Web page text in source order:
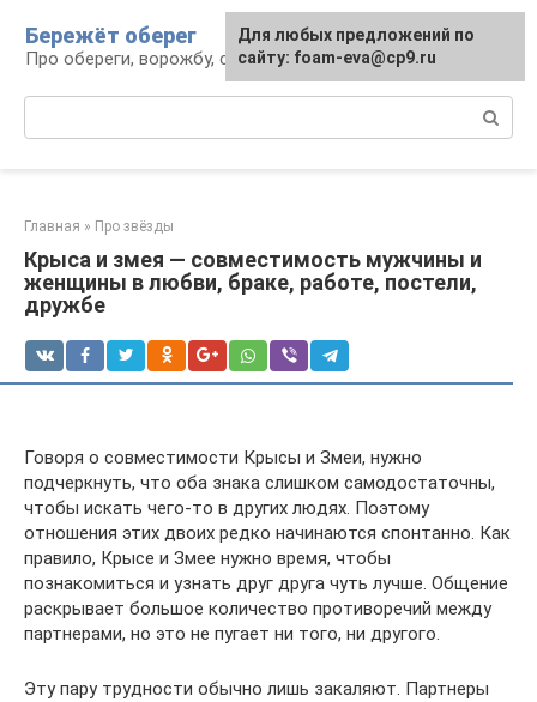
контенту
Бережёт оберег
Про обереги, ворожбу, сны и гадания
Главная » Про звёзды
Крыса и змея — совместимость мужчины и
женщины в любви, браке, работе, постели,
дружбе
Говоря о совместимости Крысы и Змеи, нужно
подчеркнуть, что оба знака слишком самодостаточны,
чтобы искать чего-то в других людях. Поэтому
отношения этих двоих редко начинаются спонтанно. Как
правило, Крысе и Змее нужно время, чтобы
познакомиться и узнать друг друга чуть лучше. Общение
раскрывает большое количество противоречий между
партнерами, но это не пугает ни того, ни другого.
Эту пару трудности обычно лишь закаляют. Партнеры
Для любых предложений по
сайту: foam-eva@cp9.ru